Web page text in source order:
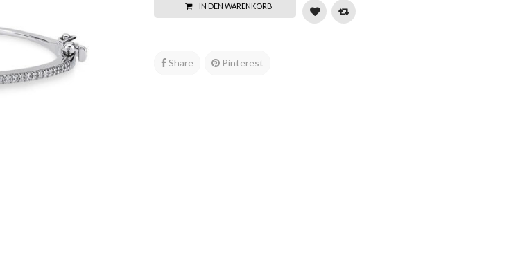
IN DEN WARENKORB
Share Pinterest